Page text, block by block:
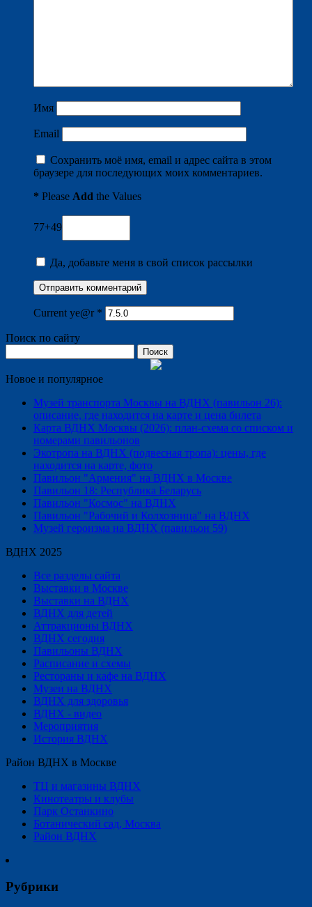
Имя
Email
Сохранить моё имя, email и адрес сайта в этом
браузере для последующих моих комментариев.
* Please Add the Values
77+49
Да, добавьте меня в свой список рассылки
Current ye@r *
Поиск по сайту
Новое и популярное
Музей транспорта Москвы на ВДНХ (павильон 26):
описание, где находится на карте и цена билета
Карта ВДНХ Москвы (2026): план-схема со списком и
номерами павильонов
Экотропа на ВДНХ (подвесная тропа): цены, где
находится на карте, фото
Павильон "Армения" на ВДНХ в Москве
Павильон 18: Республика Беларусь
Павильон "Космос" на ВДНХ
Павильон "Рабочий и Колхозница" на ВДНХ
Музей героизма на ВДНХ (павильон 59)
ВДНХ 2025
Все разделы сайта
Выставки в Москве
Выставки на ВДНХ
ВДНХ для детей
Аттракционы ВДНХ
ВДНХ сегодня
Павильоны ВДНХ
Расписание и схемы
Рестораны и кафе на ВДНХ
Музеи на ВДНХ
ВДНХ для здоровья
ВДНХ - видео
Мероприятия
История ВДНХ
Район ВДНХ в Москве
ТЦ и магазины ВДНХ
Кинотеатры и клубы
Парк Останкино
Ботанический сад, Москва
Район ВДНХ
Рубрики